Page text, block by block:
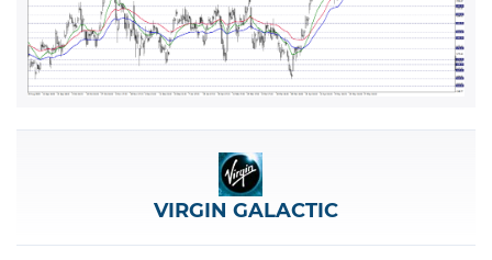
VIRGIN GALACTIC